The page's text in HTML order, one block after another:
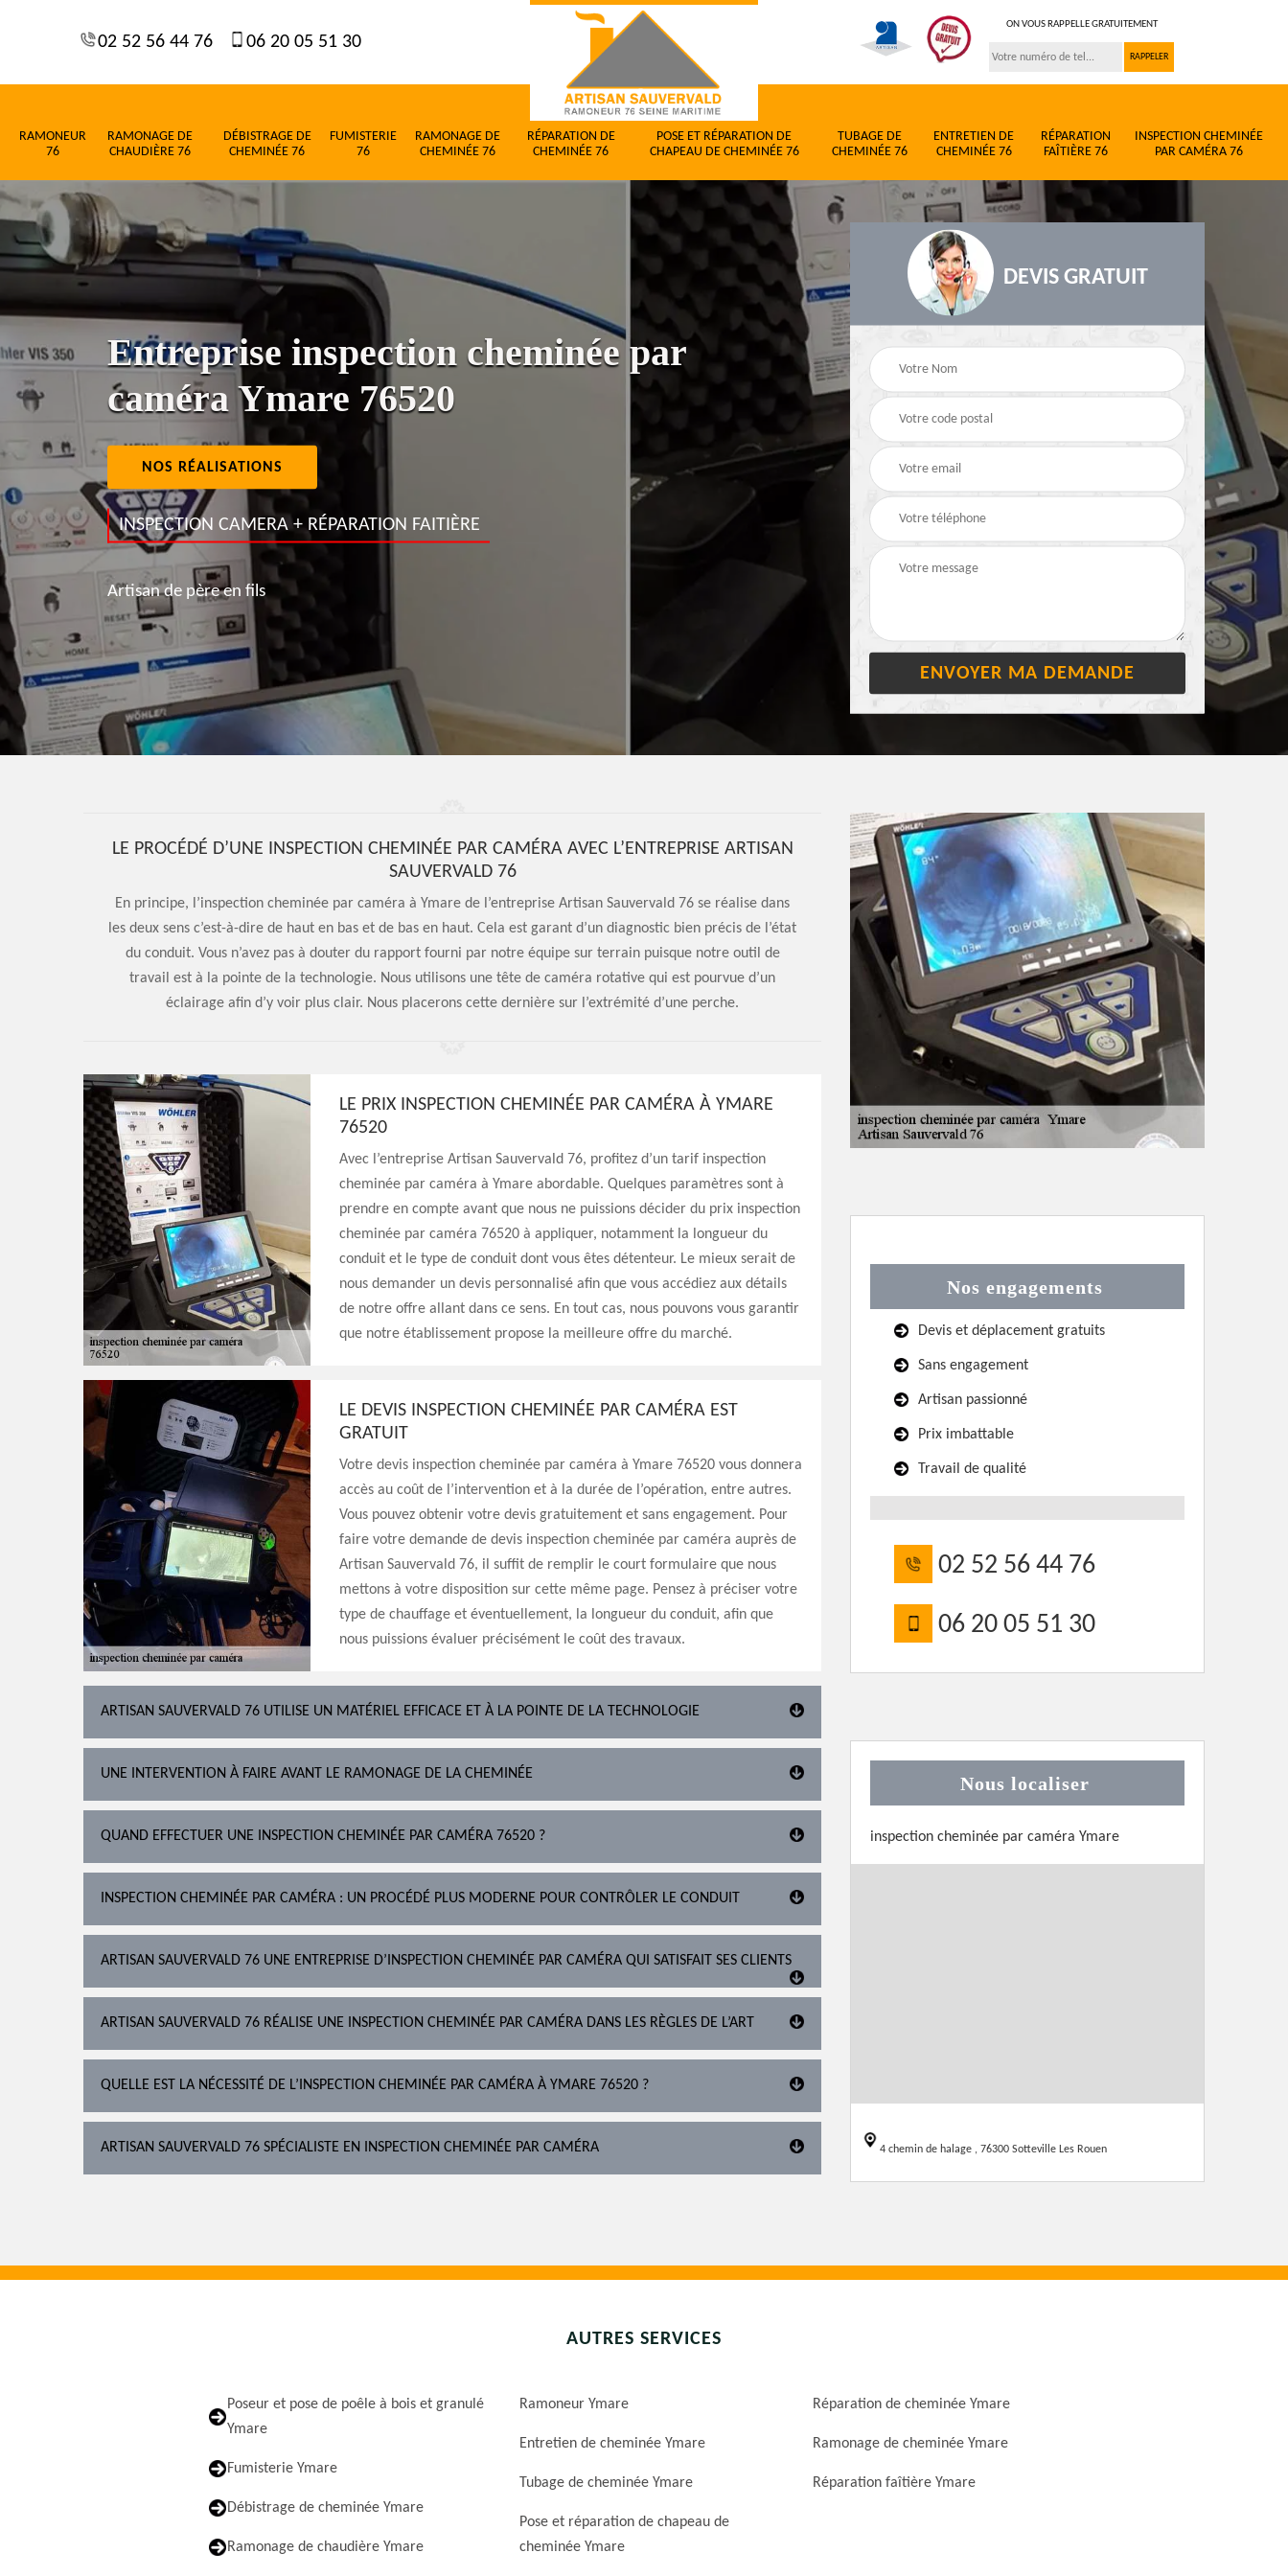
02 52 56 44 76 06 20 05 51 30
ON VOUS RAPPELLE GRATUITEMENT
RAMONEUR
76
RAMONAGE DE
CHAUDIÈRE 76
DÉBISTRAGE DE
CHEMINÉE 76
FUMISTERIE
76
RAMONAGE DE
CHEMINÉE 76
RÉPARATION DE
CHEMINÉE 76
POSE ET RÉPARATION DE
CHAPEAU DE CHEMINÉE 76
TUBAGE DE
CHEMINÉE 76
ENTRETIEN DE
CHEMINÉE 76
RÉPARATION
FAÎTIÈRE 76
INSPECTION CHEMINÉE
PAR CAMÉRA 76
Entreprise inspection cheminée par
caméra Ymare 76520
NOS RÉALISATIONS
INSPECTION CAMERA + RÉPARATION FAITIÈRE
Artisan de père en fils
DEVIS GRATUIT
LE PROCÉDÉ D’UNE INSPECTION CHEMINÉE PAR CAMÉRA AVEC L’ENTREPRISE ARTISAN
SAUVERVALD 76
En principe, l’inspection cheminée par caméra à Ymare de l’entreprise Artisan Sauvervald 76 se réalise dans
les deux sens c’est-à-dire de haut en bas et de bas en haut. Cela est garant d’un diagnostic bien précis de l’état
du conduit. Vous n’avez pas à douter du rapport fourni par notre équipe sur terrain puisque notre outil de
travail est à la pointe de la technologie. Nous utilisons une tête de caméra rotative qui est pourvue d’un
éclairage afin d’y voir plus clair. Nous placerons cette dernière sur l’extrémité d’une perche.
LE PRIX INSPECTION CHEMINÉE PAR CAMÉRA À YMARE
76520
Avec l’entreprise Artisan Sauvervald 76, profitez d’un tarif inspection
cheminée par caméra à Ymare abordable. Quelques paramètres sont à
prendre en compte avant que nous ne puissions décider du prix inspection
cheminée par caméra 76520 à appliquer, notamment la longueur du
conduit et le type de conduit dont vous êtes détenteur. Le mieux serait de
nous demander un devis personnalisé afin que vous accédiez aux détails
de notre offre allant dans ce sens. En tout cas, nous pouvons vous garantir
que notre établissement propose la meilleure offre du marché.
LE DEVIS INSPECTION CHEMINÉE PAR CAMÉRA EST
GRATUIT
Votre devis inspection cheminée par caméra à Ymare 76520 vous donnera
accès au coût de l’intervention et à la durée de l’opération, entre autres.
Vous pouvez obtenir votre devis gratuitement et sans engagement. Pour
faire votre demande de devis inspection cheminée par caméra auprès de
Artisan Sauvervald 76, il suffit de remplir le court formulaire que nous
mettons à votre disposition sur cette même page. Pensez à préciser votre
type de chauffage et éventuellement, la longueur du conduit, afin que
nous puissions évaluer précisément le coût des travaux.
ARTISAN SAUVERVALD 76 UTILISE UN MATÉRIEL EFFICACE ET À LA POINTE DE LA TECHNOLOGIE
UNE INTERVENTION À FAIRE AVANT LE RAMONAGE DE LA CHEMINÉE
QUAND EFFECTUER UNE INSPECTION CHEMINÉE PAR CAMÉRA 76520 ?
INSPECTION CHEMINÉE PAR CAMÉRA : UN PROCÉDÉ PLUS MODERNE POUR CONTRÔLER LE CONDUIT
ARTISAN SAUVERVALD 76 UNE ENTREPRISE D’INSPECTION CHEMINÉE PAR CAMÉRA QUI SATISFAIT SES CLIENTS
ARTISAN SAUVERVALD 76 RÉALISE UNE INSPECTION CHEMINÉE PAR CAMÉRA DANS LES RÈGLES DE L’ART
QUELLE EST LA NÉCESSITÉ DE L’INSPECTION CHEMINÉE PAR CAMÉRA À YMARE 76520 ?
ARTISAN SAUVERVALD 76 SPÉCIALISTE EN INSPECTION CHEMINÉE PAR CAMÉRA
Nos engagements
Devis et déplacement gratuits
Sans engagement
Artisan passionné
Prix imbattable
Travail de qualité
02 52 56 44 76
06 20 05 51 30
Nous localiser
inspection cheminée par caméra Ymare
4 chemin de halage , 76300 Sotteville Les Rouen
AUTRES SERVICES
Poseur et pose de poêle à bois et granulé
Ymare
Fumisterie Ymare
Débistrage de cheminée Ymare
Ramonage de chaudière Ymare
Ramoneur Ymare
Entretien de cheminée Ymare
Tubage de cheminée Ymare
Pose et réparation de chapeau de
cheminée Ymare
Réparation de cheminée Ymare
Ramonage de cheminée Ymare
Réparation faîtière Ymare